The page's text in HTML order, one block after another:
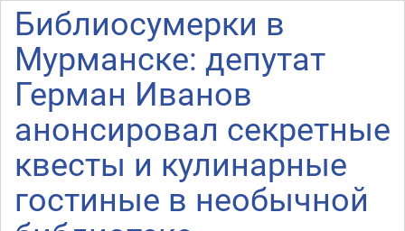
Библиосумерки в
Мурманске: депутат
Герман Иванов
анонсировал секретные
квесты и кулинарные
гостиные в необычной